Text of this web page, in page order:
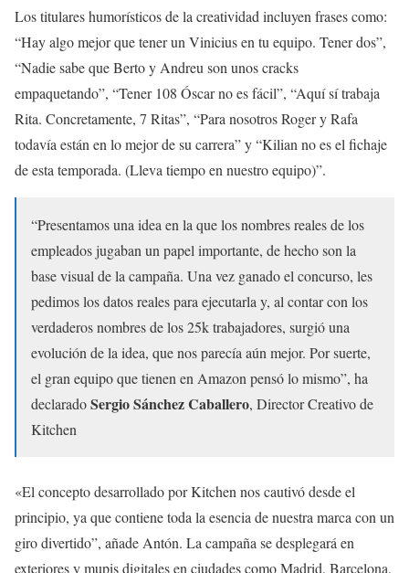
Los titulares humorísticos de la creatividad incluyen frases como:
“Hay algo mejor que tener un Vinicius en tu equipo. Tener dos”,
“Nadie sabe que Berto y Andreu son unos cracks
empaquetando”, “Tener 108 Óscar no es fácil”, “Aquí sí trabaja
Rita. Concretamente, 7 Ritas”, “Para nosotros Roger y Rafa
todavía están en lo mejor de su carrera” y “Kilian no es el fichaje
de esta temporada. (Lleva tiempo en nuestro equipo)”.
“Presentamos una idea en la que los nombres reales de los
empleados jugaban un papel importante, de hecho son la
base visual de la campaña. Una vez ganado el concurso, les
pedimos los datos reales para ejecutarla y, al contar con los
verdaderos nombres de los 25k trabajadores, surgió una
evolución de la idea, que nos parecía aún mejor. Por suerte,
el gran equipo que tienen en Amazon pensó lo mismo”, ha
declaradoSergio Sánchez Caballero, Director Creativo de
Kitchen
«El concepto desarrollado por Kitchen nos cautivó desde el
principio, ya que contiene toda la esencia de nuestra marca con un
giro divertido”, añade Antón. La campaña se desplegará en
exteriores y mupis digitales en ciudades como Madrid, Barcelona,